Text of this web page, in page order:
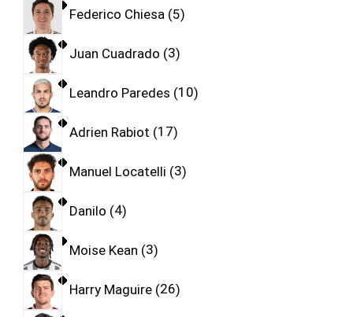
Federico Chiesa 5
Juan Cuadrado 3
Leandro Paredes 10
Adrien Rabiot 17
Manuel Locatelli 3
Danilo 4
Moise Kean 3
Harry Maguire 26